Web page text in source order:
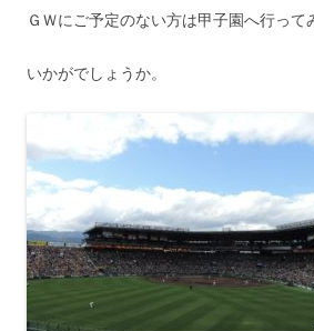
ＧＷにご予定のない方は甲子園へ行って
いかがでしょうか。